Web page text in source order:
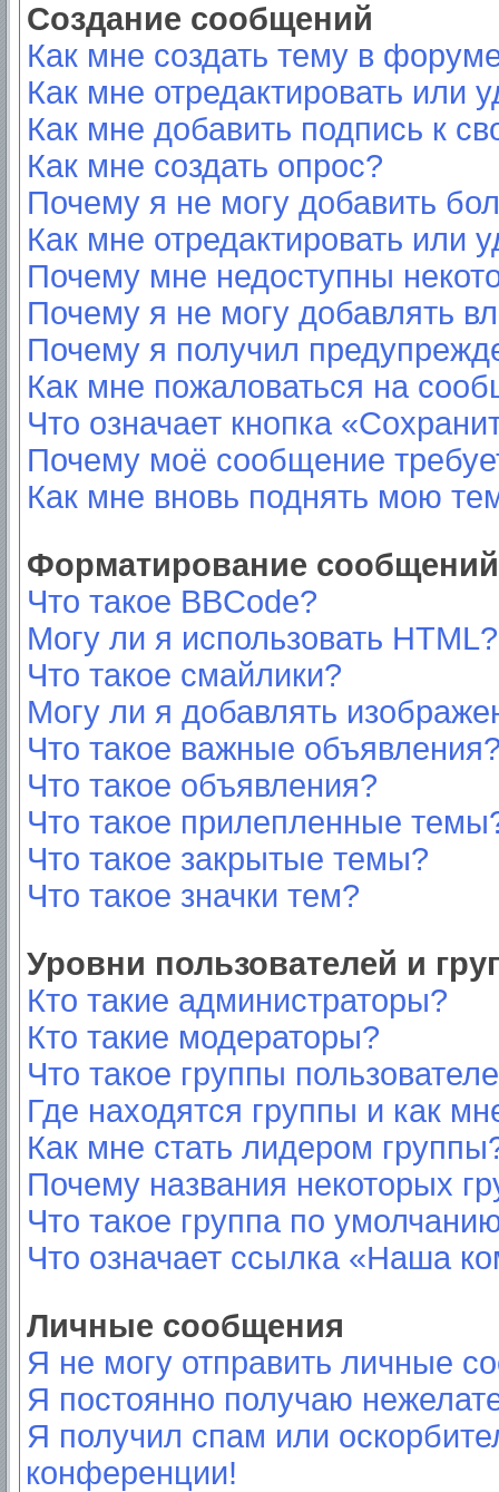
Создание сообщений
Как мне создать тему в
Как мне отредактировать или
Как мне добавить подпись к
Как мне создать опрос?
Почему я не могу добавить
Как мне отредактировать или
Почему мне недоступны
Почему я не могу добавлять
Почему я получил
Как мне пожаловаться на
Что означает кнопка
Почему моё сообщение
Как мне вновь поднять мою
Форматирование
Что такое BBCode?
Могу ли я использовать HTML?
Что такое смайлики?
Могу ли я добавлять
Что такое важные
Что такое объявления?
Что такое прилепленные
Что такое закрытые темы?
Что такое значки тем?
Уровни пользователей и
Кто такие администраторы?
Кто такие модераторы?
Что такое группы
Где находятся группы и как
Как мне стать лидером
Почему названия некоторых
Что такое группа по
Что означает ссылка «Наша
Личные сообщения
Я не могу отправить личные
Я постоянно получаю
Я получил спам или
конференции!